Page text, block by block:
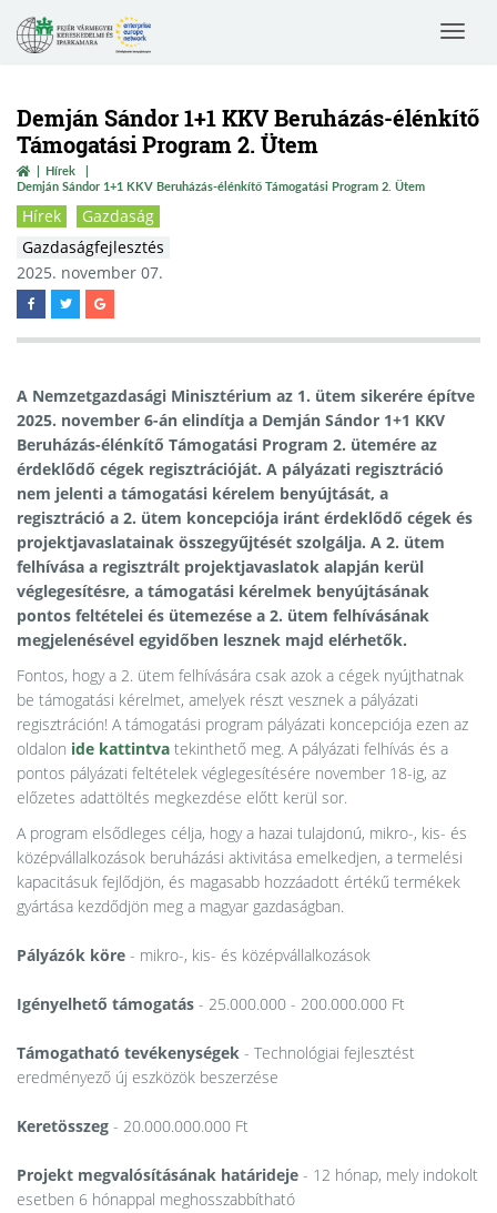
Toggle
Demján Sándor 1+1 KKV Beruházás-élénkítő
Támogatási Program 2. Ütem
Hírek
Demján Sándor 1+1 KKV Beruházás-élénkítő Támogatási Program 2. Ütem
Hírek
Gazdaság
Gazdaságfejlesztés
2025. november 07.
A Nemzetgazdasági Minisztérium az 1. ütem sikerére építve
2025. november 6-án elindítja a Demján Sándor 1+1 KKV
Beruházás-élénkítő Támogatási Program 2. ütemére az
érdeklődő cégek regisztrációját. A pályázati regisztráció
nem jelenti a támogatási kérelem benyújtását, a
regisztráció a 2. ütem koncepciója iránt érdeklődő cégek és
projektjavaslatainak összegyűjtését szolgálja. A 2. ütem
felhívása a regisztrált projektjavaslatok alapján kerül
véglegesítésre, a támogatási kérelmek benyújtásának
pontos feltételei és ütemezése a 2. ütem felhívásának
megjelenésével egyidőben lesznek majd elérhetők.
Fontos, hogy a 2. ütem felhívására csak azok a cégek nyújthatnak
be támogatási kérelmet, amelyek részt vesznek a pályázati
regisztráción! A támogatási program pályázati koncepciója ezen az
oldalon ide kattintva tekinthető meg. A pályázati felhívás és a
pontos pályázati feltételek véglegesítésére november 18-ig, az
előzetes adattöltés megkezdése előtt kerül sor.
A program elsődleges célja, hogy a hazai tulajdonú, mikro-, kis- és
középvállalkozások beruházási aktivitása emelkedjen, a termelési
kapacitásuk fejlődjön, és magasabb hozzáadott értékű termékek
gyártása kezdődjön meg a magyar gazdaságban.
Pályázók köre - mikro-, kis- és középvállalkozások
Igényelhető támogatás - 25.000.000 - 200.000.000 Ft
Támogatható tevékenységek - Technológiai fejlesztést
eredményező új eszközök beszerzése
Keretösszeg - 20.000.000.000 Ft
Projekt megvalósításának határideje - 12 hónap, mely indokolt
esetben 6 hónappal meghosszabbítható